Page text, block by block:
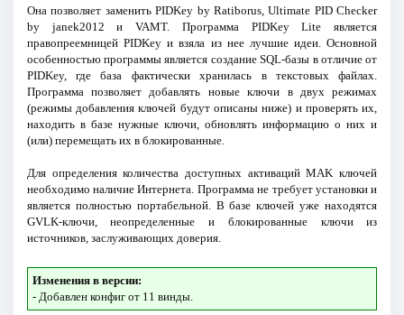
Она позволяет заменить PIDKey by Ratiborus, Ultimate PID Checker
by janek2012 и VAMT. Программа PIDKey Lite является
правопреемницей PIDKey и взяла из нее лучшие идеи. Основной
особенностью программы является создание SQL-базы в отличие от
PIDKey, где база фактически хранилась в текстовых файлах.
Программа позволяет добавлять новые ключи в двух режимах
(режимы добавления ключей будут описаны ниже) и проверять их,
находить в базе нужные ключи, обновлять информацию о них и
(или) перемещать их в блокированные.
Для определения количества доступных активаций MAK ключей
необходимо наличие Интернета. Программа не требует установки и
является полностью портабельной. В базе ключей уже находятся
GVLK-ключи, неопределенные и блокированные ключи из
источников, заслуживающих доверия.
Изменения в версии:
- Добавлен конфиг от 11 винды.